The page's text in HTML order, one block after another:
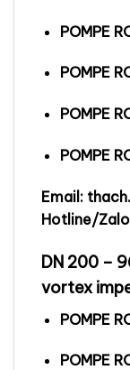
POMPE
POMPE
POMPE
POMPE
Email:
Hotline/
DN 200 –
vortex
POMPE
POMPE